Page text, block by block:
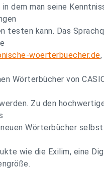
in dem man seine
testen kann. Das
woerterbuecher.de
Wörterbücher von
Zu den
Wörterbücher
wie die Exilim, eine